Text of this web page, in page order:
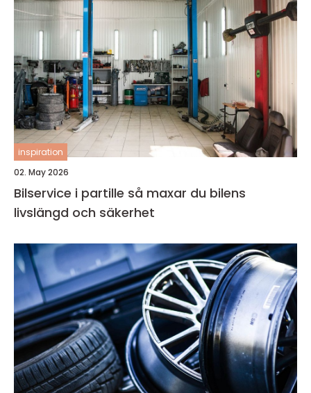
inspiration
02. May 2026
Bilservice i partille så maxar du bilens
livslängd och säkerhet